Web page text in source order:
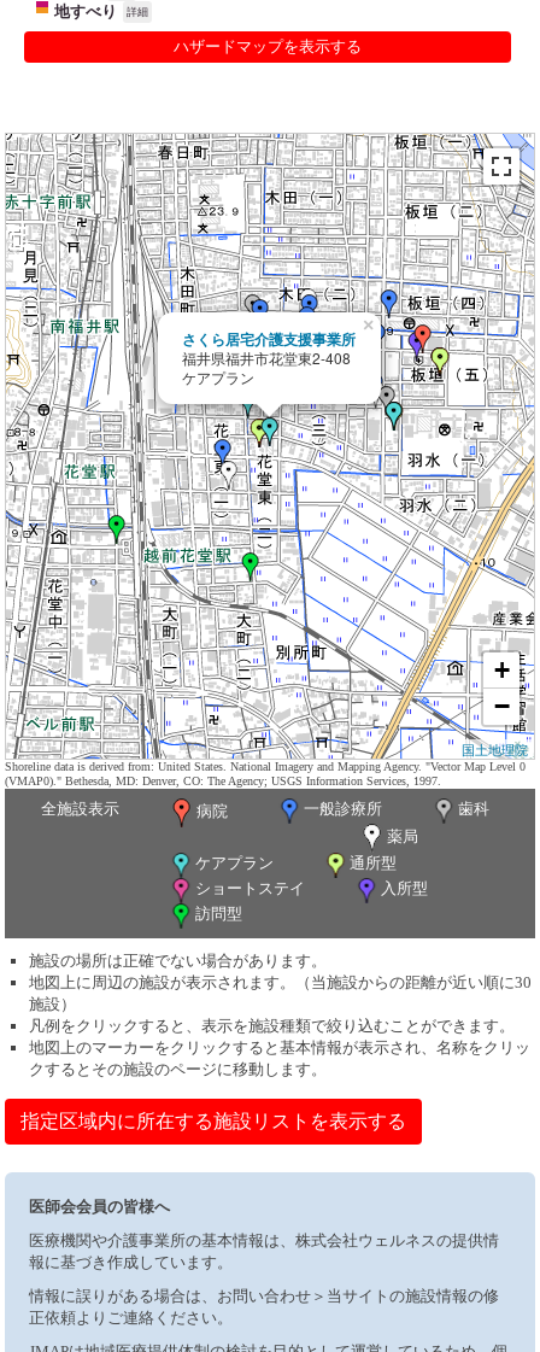
地すべり 詳細
ハザードマップを表示する
さくら居宅介護支援事業所
福井県福井市花堂東2-408
ケアプラン
×
+
−
国土地理院
Shoreline data is derived from: United States. National Imagery and Mapping Agency. "Vector Map Level 0
(VMAP0)." Bethesda, MD: Denver, CO: The Agency; USGS Information Services, 1997.
全施設表示 病院 一般診療所
歯科
薬局
ケアプラン
通所型
ショートステイ
入所型
訪問型
施設の場所は正確でない場合があります。
地図上に周辺の施設が表示されます。（当施設からの距離が近い順に30
施設）
凡例をクリックすると、表示を施設種類で絞り込むことができます。
地図上のマーカーをクリックすると基本情報が表示され、名称をクリッ
クするとその施設のページに移動します。
指定区域内に所在する施設リストを表示する
医師会会員の皆様へ
医療機関や介護事業所の基本情報は、株式会社ウェルネスの提供情
報に基づき作成しています。
情報に誤りがある場合は、お問い合わせ＞当サイトの施設情報の修
正依頼よりご連絡ください。